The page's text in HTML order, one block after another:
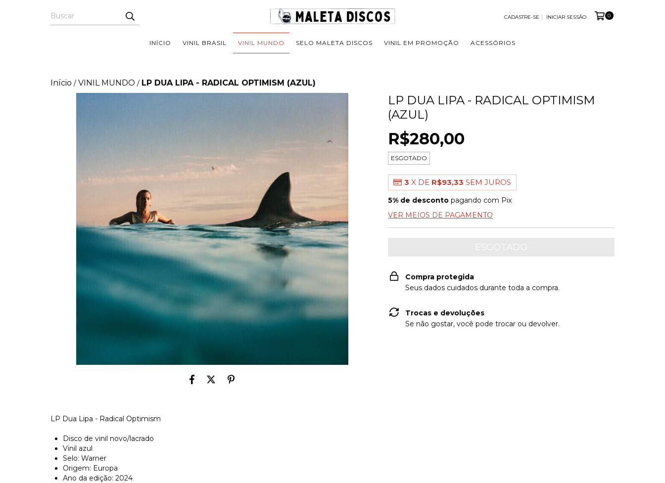
CADASTRE-SE INICIAR SESSÃO 0
INÍCIO VINIL BRASIL VINIL MUNDO SELO MALETA DISCOS VINIL EM PROMOÇÃO ACESSÓRIOS
Início / VINIL MUNDO / LP DUA LIPA - RADICAL OPTIMISM (AZUL)
LP Dua Lipa - Radical Optimism
Disco de vinil novo/lacrado
Vinil azul
Selo: Warner
Origem: Europa
Ano da edição: 2024
LP DUA LIPA - RADICAL OPTIMISM
(AZUL)
R$280,00
ESGOTADO
3 X DE R$93,33 SEM JUROS
5% de desconto pagando com Pix
VER MEIOS DE PAGAMENTO
Compra protegida
Seus dados cuidados durante toda a compra.
Trocas e devoluções
Se não gostar, você pode trocar ou devolver.